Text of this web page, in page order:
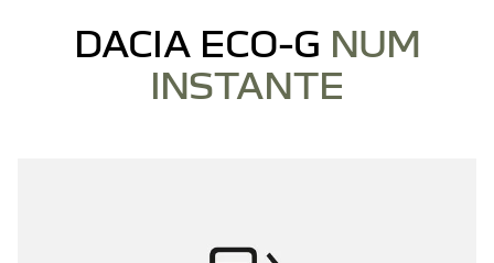
DACIA ECO-G NUM
INSTANTE